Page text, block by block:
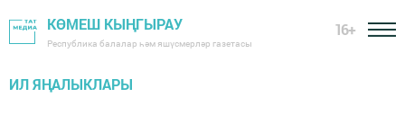
КӨМЕШ КЫҢГЫРАУ
Республика балалар һәм яшүсмерләр газетасы
16+
ИЛ ЯҢАЛЫКЛАРЫ